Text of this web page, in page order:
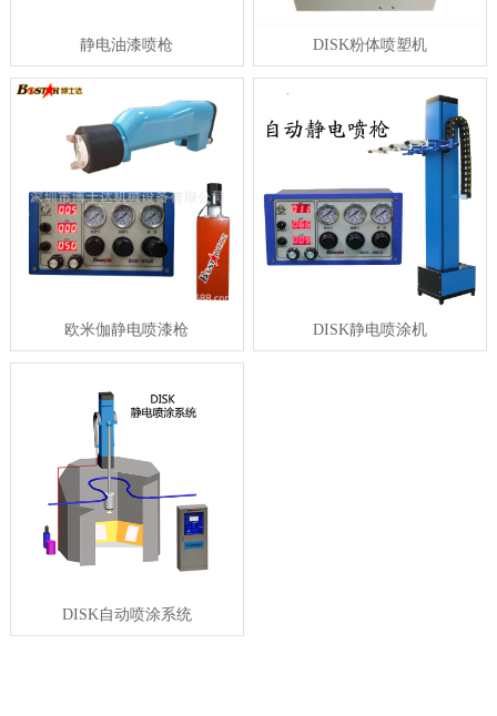
静电油漆喷枪 DISK粉体喷塑机
欧米伽静电喷漆枪 DISK静电喷涂机
DISK自动喷涂系统